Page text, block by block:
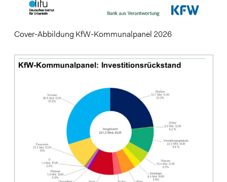
Cover-Abbildung KfW-Kommunalpanel 2026